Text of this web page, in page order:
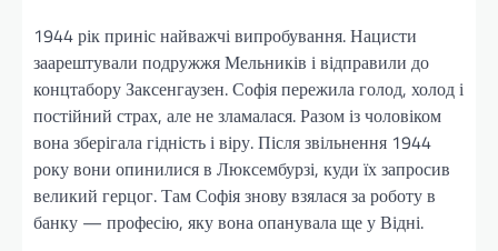
1944 рік приніс найважчі випробування. Нацисти
заарештували подружжя Мельників і відправили до
концтабору Заксенгаузен. Софія пережила голод, холод і
постійний страх, але не зламалася. Разом із чоловіком
вона зберігала гідність і віру. Після звільнення 1944
року вони опинилися в Люксембурзі, куди їх запросив
великий герцог. Там Софія знову взялася за роботу в
банку — професію, яку вона опанувала ще у Відні.